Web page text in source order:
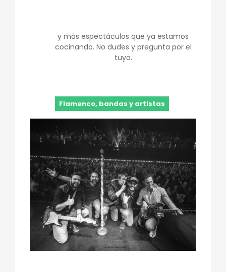
y más espectáculos que ya estamos
cocinando. No dudes y pregunta por el
tuyo.
Flamenco, bandas y artistas